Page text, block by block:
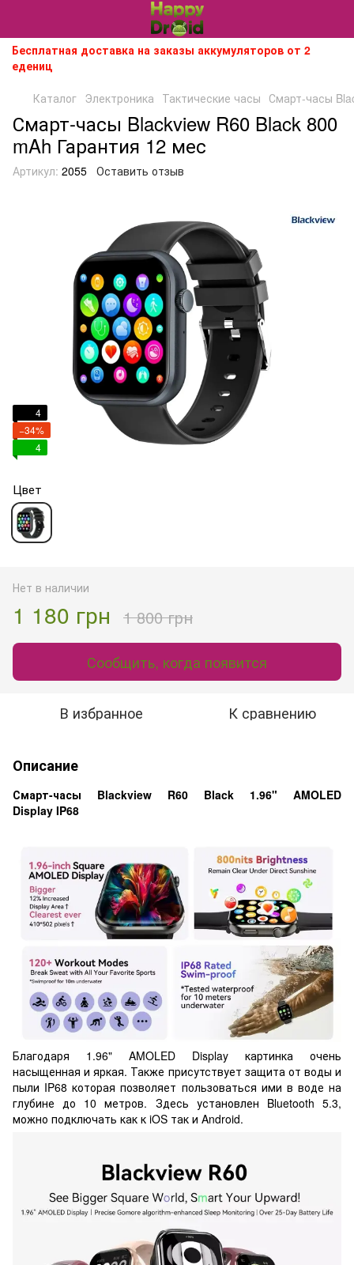
Бесплатная доставка на заказы аккумуляторов от 2
едениц
Каталог Электроника Тактические часы Смарт-часы
Смарт-часы Blackview R60 Black 800
mAh Гарантия 12 мес
Артикул: 2055 Оставить отзыв
4
−34%
4
Цвет
Нет в наличии
1 180 грн 1 800 грн
Сообщить, когда появится
В избранное К сравнению
Описание
Смарт-часы Blackview R60 Black 1.96" AMOLED
Display IP68
Благодаря 1.96" AMOLED Display картинка очень
насыщенная и яркая. Также присутствует защита от воды и
пыли IP68 которая позволяет пользоваться ими в воде на
глубине до 10 метров. Здесь установлен Bluetooth 5.3,
можно подключать как к iOS так и Android.